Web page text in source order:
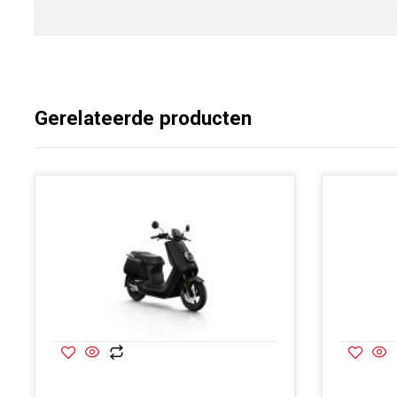
Gerelateerde producten